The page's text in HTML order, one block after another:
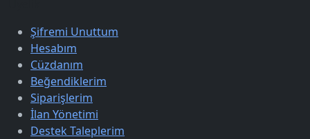
Şifremi Unuttum
Hesabım
Cüzdanım
Beğendiklerim
Siparişlerim
İlan Yönetimi
Destek Taleplerim